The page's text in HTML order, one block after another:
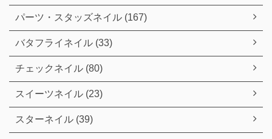
パーツ・スタッズネイル (167)
バタフライネイル (33)
チェックネイル (80)
スイーツネイル (23)
スターネイル (39)